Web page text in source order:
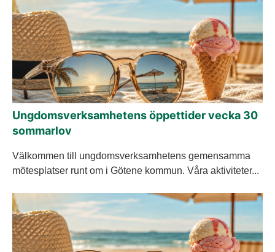
Ungdomsverksamhetens öppettider vecka 30
sommarlov
Välkommen till ungdomsverksamhetens gemensamma
mötesplatser runt om i Götene kommun. Våra aktiviteter...